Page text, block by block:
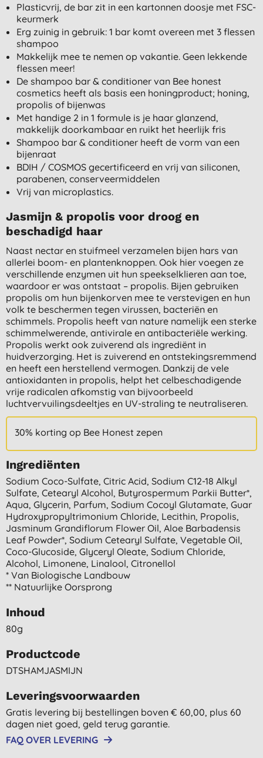
Plasticvrij, de bar zit in een kartonnen doosje met FSC-
keurmerk
Erg zuinig in gebruik: 1 bar komt overeen met 3 flessen
shampoo
Makkelijk mee te nemen op vakantie. Geen lekkende
flessen meer!
De shampoo bar & conditioner van Bee honest
cosmetics heeft als basis een honingproduct; honing,
propolis of bijenwas
Met handige 2 in 1 formule is je haar glanzend,
makkelijk doorkambaar en ruikt het heerlijk fris
Shampoo bar & conditioner heeft de vorm van een
bijenraat
BDIH / COSMOS gecertificeerd en vrij van siliconen,
parabenen, conserveermiddelen
Vrij van microplastics.
Jasmijn & propolis voor droog en
beschadigd haar
Naast nectar en stuifmeel verzamelen bijen hars van
allerlei boom- en plantenknoppen. Ook hier voegen ze
verschillende enzymen uit hun speekselklieren aan toe,
waardoor er was ontstaat – propolis. Bijen gebruiken
propolis om hun bijenkorven mee te verstevigen en hun
volk te beschermen tegen virussen, bacteriën en
schimmels. Propolis heeft van nature namelijk een sterke
schimmelwerende, antivirale en antibacteriële werking.
Propolis werkt ook zuiverend als ingrediënt in
huidverzorging. Het is zuiverend en ontstekingsremmend
en heeft een herstellend vermogen. Dankzij de vele
antioxidanten in propolis, helpt het celbeschadigende
vrije radicalen afkomstig van bijvoorbeeld
luchtvervuilingsdeeltjes en UV-straling te neutraliseren.
30% korting op Bee Honest zepen
Ingrediënten
Sodium Coco-Sulfate, Citric Acid, Sodium C12-18 Alkyl
Sulfate, Cetearyl Alcohol, Butyrospermum Parkii Butter*,
Aqua, Glycerin, Parfum, Sodium Cocoyl Glutamate, Guar
Hydroxypropyltrimonium Chloride, Lecithin, Propolis,
Jasminum Grandiflorum Flower Oil, Aloe Barbadensis
Leaf Powder*, Sodium Cetearyl Sulfate, Vegetable Oil,
Coco-Glucoside, Glyceryl Oleate, Sodium Chloride,
Alcohol, Limonene, Linalool, Citronellol
* Van Biologische Landbouw
** Natuurlijke Oorsprong
Inhoud
80g
Productcode
DTSHAMJASMIJN
Leveringsvoorwaarden
Gratis levering bij bestellingen boven € 60,00, plus 60
dagen niet goed, geld terug garantie.
FAQ OVER LEVERING